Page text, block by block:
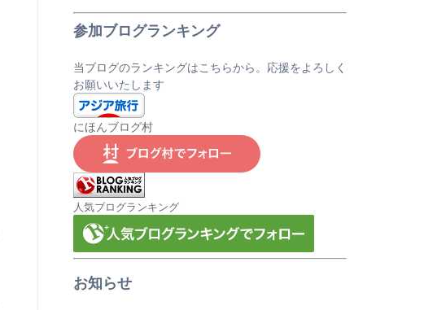
参加ブログランキング
当ブログのランキングはこちらから。応援をよろしく
お願いいたします
にほんブログ村
人気ブログランキング
お知らせ